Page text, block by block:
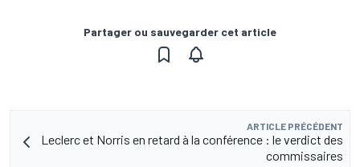
Partager ou sauvegarder cet article
ARTICLE PRÉCÉDENT
Leclerc et Norris en retard à la conférence : le verdict des
commissaires